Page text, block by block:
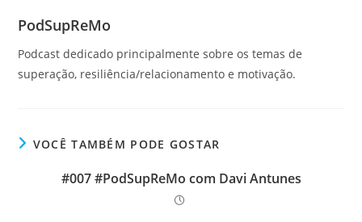
PodSupReMo
Podcast dedicado principalmente sobre os temas de
superação, resiliência/relacionamento e motivação.
VOCÊ TAMBÉM PODE GOSTAR
#007 #PodSupReMo com Davi Antunes